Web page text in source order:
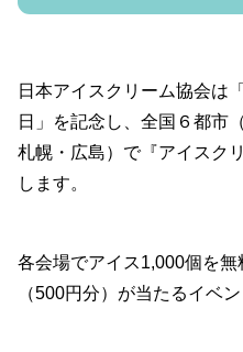
日本アイスクリーム協会は
日」を記念し、全国６都市
札幌・広島）で『アイスク
します。
各会場でアイス1,000個を
（500円分）が当たるイベン